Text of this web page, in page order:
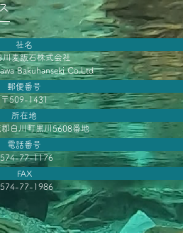
社名
川麦飯石株式会社
Bakuhanseki Co.Ltd
郵便番号
〒509-1431
所在地
白川町黒川5608番地
電話番号
77-1176
FAX
77-1986